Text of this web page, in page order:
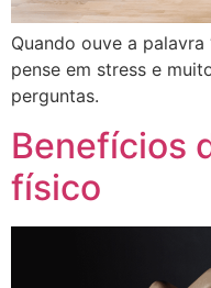
Quando ouve a palavra
pense em stress e
perguntas.
Benefícios
físico